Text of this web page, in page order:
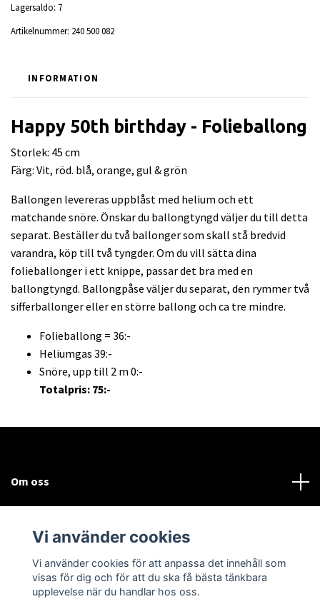
Lagersaldo: 7
Artikelnummer: 240 500 082
INFORMATION
Happy 50th birthday - Folieballong
Storlek: 45 cm
Färg: Vit, röd. blå, orange, gul & grön
Ballongen levereras uppblåst med helium och ett
matchande snöre. Önskar du ballongtyngd väljer du till detta
separat. Beställer du två ballonger som skall stå bredvid
varandra, köp till två tyngder. Om du vill sätta dina
folieballonger i ett knippe, passar det bra med en
ballongtyngd. Ballongpåse väljer du separat, den rymmer två
sifferballonger eller en större ballong och ca tre mindre.
Folieballong = 36:-
Heliumgas 39:-
Snöre, upp till 2 m 0:-
Totalpris: 75:-
Om oss
Sociala medier
Vi använder cookies
Vi använder cookies för att anpassa det innehåll som
visas för dig och för att du ska få bästa tänkbara
upplevelse när du handlar hos oss.